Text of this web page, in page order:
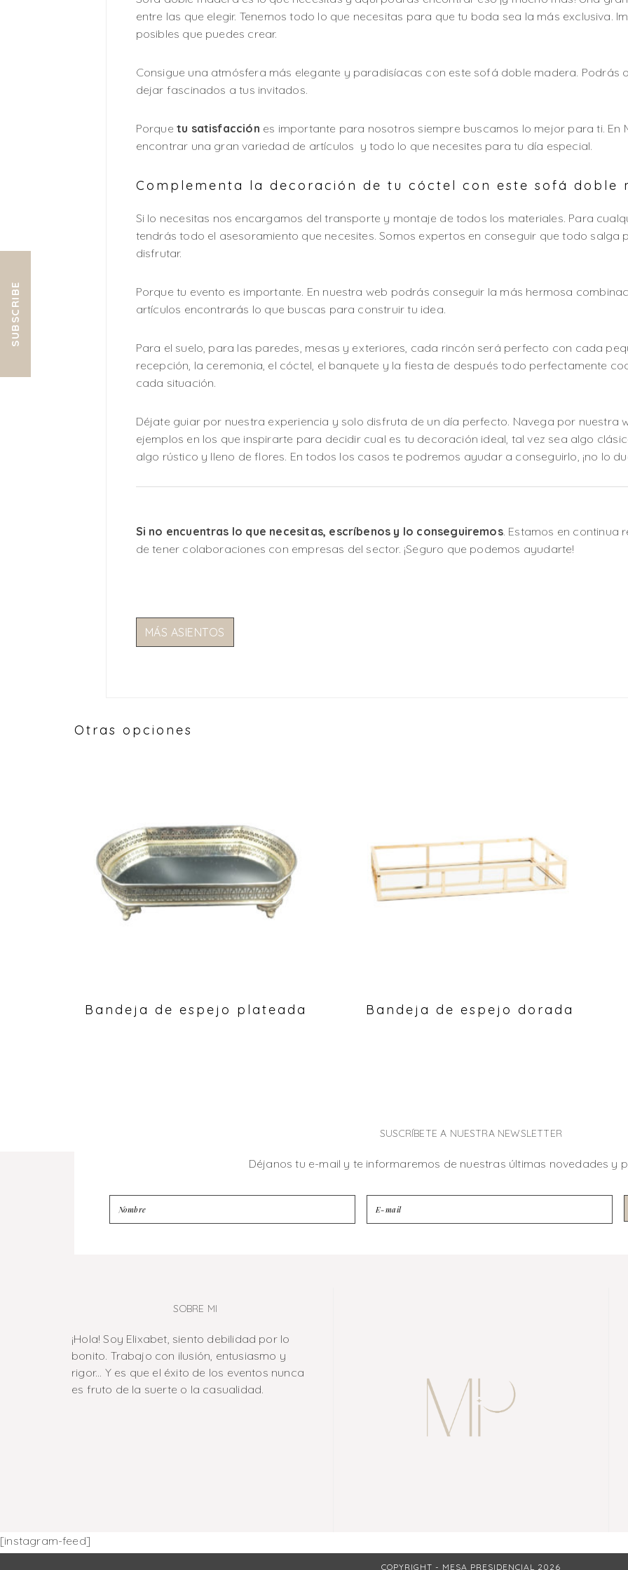
entre las que elegir. Tenemos todo lo que necesitas para que tu boda sea la más exclusiva.
posibles que puedes crear.
Consigue una atmósfera más elegante y paradisíacas con este sofá doble madera. Podrás
dejar fascinados a tus invitados.
Porque tu satisfacción es importante para nosotros siempre buscamos lo mejor para ti. En
encontrar una gran variedad de artículos y todo lo que necesites para tu día especial.
Complementa la decoración de tu cóctel con este sofá doble
Si lo necesitas nos encargamos del transporte y montaje de todos los materiales. Para
tendrás todo el asesoramiento que necesites. Somos expertos en conseguir que todo salga
disfrutar.
Porque tu evento es importante. En nuestra web podrás conseguir la más hermosa
artículos encontrarás lo que buscas para construir tu idea.
Para el suelo, para las paredes, mesas y exteriores, cada rincón será perfecto con cada
recepción, la ceremonia, el cóctel, el banquete y la fiesta de después todo perfectamente
cada situación.
Déjate guiar por nuestra experiencia y solo disfruta de un día perfecto. Navega por nuestra
ejemplos en los que inspirarte para decidir cual es tu decoración ideal, tal vez sea algo
algo rústico y lleno de flores. En todos los casos te podremos ayudar a conseguirlo, ¡no lo
Si no encuentras lo que necesitas, escríbenos y lo conseguiremos. Estamos en continua
de tener colaboraciones con empresas del sector. ¡Seguro que podemos ayudarte!
MÁS ASIENTOS
Otras opciones
Bandeja de espejo plateada Bandeja de espejo dorada
SUSCRÍBETE A NUESTRA NEWSLETTER
Déjanos tu e-mail y te informaremos de nuestras últimas novedades y
SOBRE MI
¡Hola! Soy Elixabet, siento debilidad por lo
bonito. Trabajo con ilusión, entusiasmo y
rigor... Y es que el éxito de los eventos nunca
es fruto de la suerte o la casualidad.
[instagram-feed]
COPYRIGHT - MESA PRESIDENCIAL 2026
SUBSCRIBE